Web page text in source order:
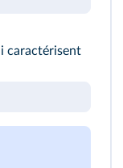
caractérisent